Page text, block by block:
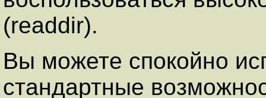
(readdir).
Вы можете спокойно
стандартные